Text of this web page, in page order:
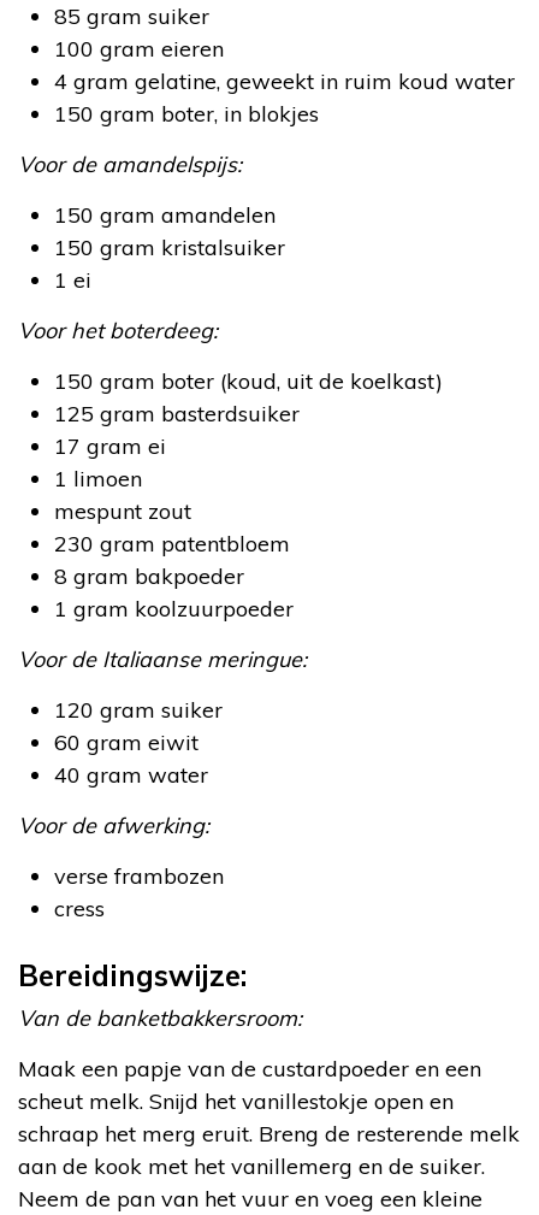
85 gram suiker
100 gram eieren
4 gram gelatine, geweekt in ruim koud water
150 gram boter, in blokjes
Voor de amandelspijs:
150 gram amandelen
150 gram kristalsuiker
1 ei
Voor het boterdeeg:
150 gram boter (koud, uit de koelkast)
125 gram basterdsuiker
17 gram ei
1 limoen
mespunt zout
230 gram patentbloem
8 gram bakpoeder
1 gram koolzuurpoeder
Voor de Italiaanse meringue:
120 gram suiker
60 gram eiwit
40 gram water
Voor de afwerking:
verse frambozen
cress
Bereidingswijze:
Van de banketbakkersroom:
Maak een papje van de custardpoeder en een
scheut melk. Snijd het vanillestokje open en
schraap het merg eruit. Breng de resterende melk
aan de kook met het vanillemerg en de suiker.
Neem de pan van het vuur en voeg een kleine